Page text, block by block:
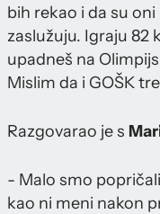
bih rekao i da su
zaslužuju. Igraju 82
upadneš na
Mislim da i GOŠK
Razgovarao je s
- Malo smo
kao ni meni nakon